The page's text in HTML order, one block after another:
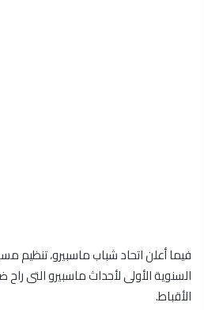
فيما أعلن اتحاد شباب ماسبيرو، تنظيم
الأقباط.